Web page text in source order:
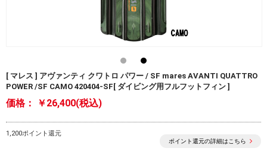
[ マレス ] アヴァンティ クワトロ パワー / SF mares AVANTI QUATTRO
POWER /SF CAMO 420404-SF[ ダイビング用フルフットフィン ]
価格： ￥26,400(税込)
1,200ポイント還元
ポイント還元の詳細はこちら